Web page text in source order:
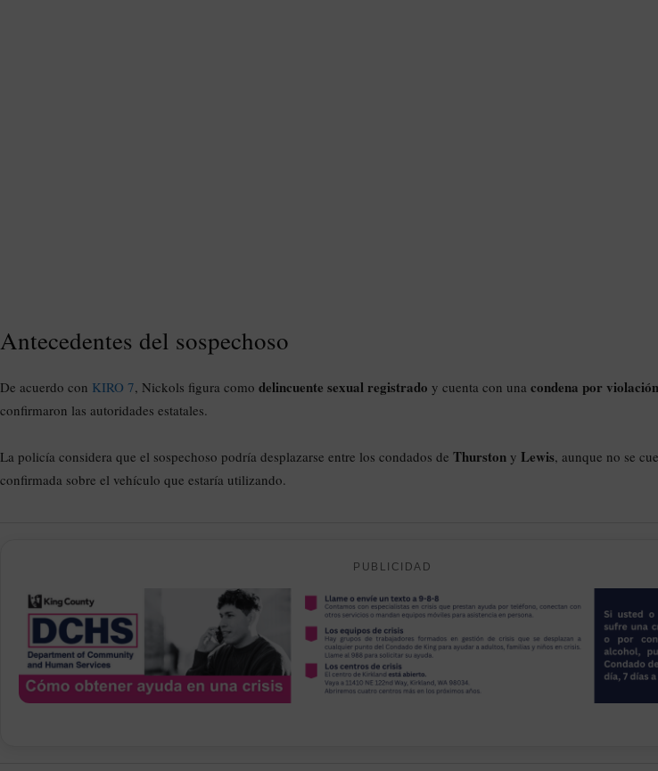
Antecedentes del sospechoso
De acuerdo con KIRO 7, Nickols figura como delincuente sexual registrado y cuenta con una condena por
confirmaron las autoridades estatales.
La policía considera que el sospechoso podría desplazarse entre los condados de Thurston y Lewis, aunque no se
confirmada sobre el vehículo que estaría utilizando.
PUBLICIDAD